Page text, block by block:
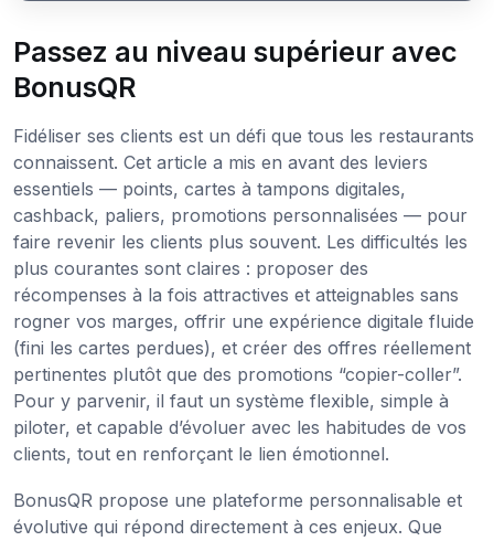
Passez au niveau supérieur avec
BonusQR
Fidéliser ses clients est un défi que tous les restaurants
connaissent. Cet article a mis en avant des leviers
essentiels — points, cartes à tampons digitales,
cashback, paliers, promotions personnalisées — pour
faire revenir les clients plus souvent. Les difficultés les
plus courantes sont claires : proposer des
récompenses à la fois attractives et atteignables sans
rogner vos marges, offrir une expérience digitale fluide
(fini les cartes perdues), et créer des offres réellement
pertinentes plutôt que des promotions “copier-coller”.
Pour y parvenir, il faut un système flexible, simple à
piloter, et capable d’évoluer avec les habitudes de vos
clients, tout en renforçant le lien émotionnel.
BonusQR propose une plateforme personnalisable et
évolutive qui répond directement à ces enjeux. Que